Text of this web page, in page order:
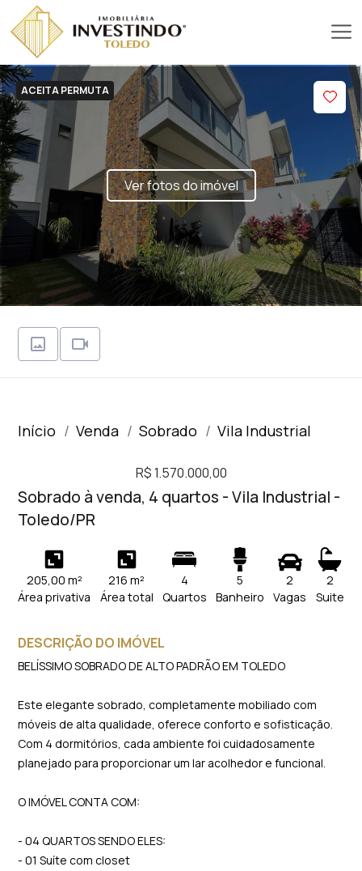
ACEITA PERMUTA
Ver fotos do imóvel
Início Venda Sobrado Vila Industrial
R$ 1.570.000,00
Sobrado à venda, 4 quartos - Vila Industrial -
Toledo/PR
205,00 m²
Área privativa
216 m²
Área total
4
Quartos
5
Banheiro
2
Vagas
2
Suite
DESCRIÇÃO DO IMÓVEL
BELÍSSIMO SOBRADO DE ALTO PADRÃO EM TOLEDO
Este elegante sobrado, completamente mobiliado com
móveis de alta qualidade, oferece conforto e sofisticação.
Com 4 dormitórios, cada ambiente foi cuidadosamente
planejado para proporcionar um lar acolhedor e funcional.
O IMÓVEL CONTA COM:
- 04 QUARTOS SENDO ELES:
- 01 Suíte com closet